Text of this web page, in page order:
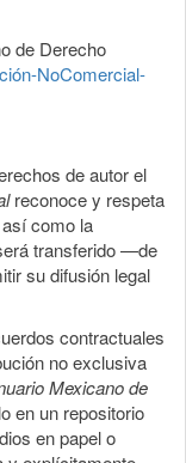
de Derecho
NoComercial-
de autor el
reconoce y respeta
como la
transferido —de
su difusión legal
contractuales
no exclusiva
Mexicano de
en un repositorio
en papel o